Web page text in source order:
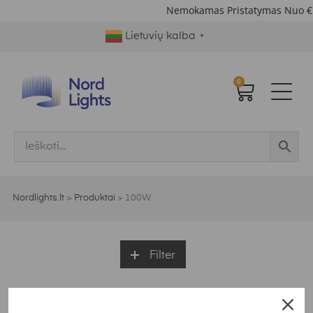
Nemokamas Pristatymas Nuo
Lietuvių kalba ▼
0
Nordlights.lt > Produktai > 100W
Filter